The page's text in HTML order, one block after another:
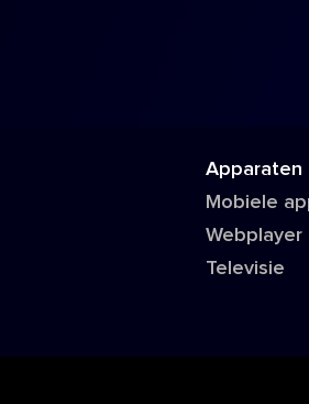
Apparaten
Mobiele
Webplayer
Televisie